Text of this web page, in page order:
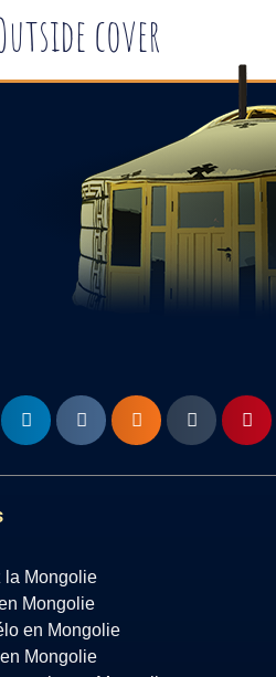
cover
la Mongolie
Mongolie
en Mongolie
Mongolie